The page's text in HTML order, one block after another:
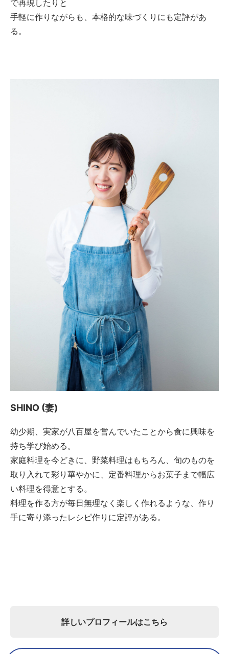
で再現したりと
手軽に作りながらも、本格的な味づくりにも定評があ
る。
SHINO (妻)
幼少期、実家が八百屋を営んでいたことから食に興味を
持ち学び始める。
家庭料理を今どきに、野菜料理はもちろん、旬のものを
取り入れて彩り華やかに、定番料理からお菓子まで幅広
い料理を得意とする。
料理を作る方が毎日無理なく楽しく作れるような、作り
手に寄り添ったレシピ作りに定評がある。
詳しいプロフィールはこちら